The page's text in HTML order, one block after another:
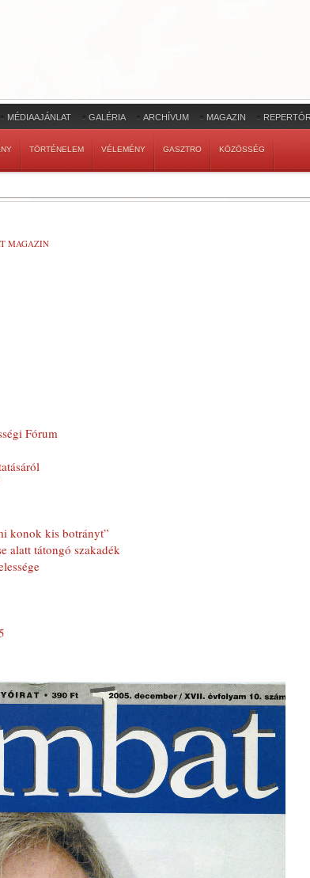
MÉDIAAJÁNLAT GALÉRIA ARCHÍVUM MAGAZIN
TÖRTÉNELEM VÉLEMÉNY GASZTRO KÖZÖSSÉG
MAGAZIN
Fórum
konok kis botrányt”
alatt tátongó szakadék